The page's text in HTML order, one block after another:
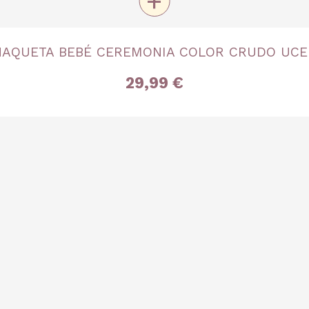
2 años
BEBÉ CEREMONIA COLOR CRUDO
29,99 €